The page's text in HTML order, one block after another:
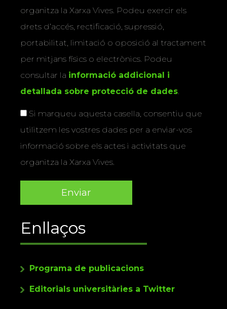
organitza la Xarxa Vives. Podeu exercir els
drets d’accés, rectificació, supressió,
portabilitat, limitació o oposició al tractament
per mitjans físics o electrònics. Podeu
consultar la informació addicional i
detallada sobre protecció de dades.
Si marqueu aquesta casella, consentiu que
utilitzem les vostres dades per a enviar-vos
informació sobre els actes i activitats que
organitza la Xarxa Vives.
Enllaços
Programa de publicacions
Editorials universitàries a Twitter